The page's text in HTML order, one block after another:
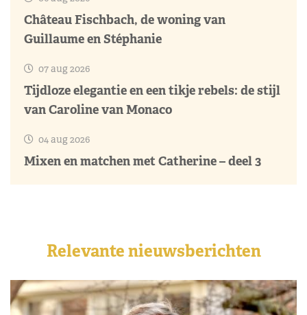
Château Fischbach, de woning van
Guillaume en Stéphanie
07 aug 2026
Tijdloze elegantie en een tikje rebels: de stijl
van Caroline van Monaco
04 aug 2026
Mixen en matchen met Catherine – deel 3
Relevante nieuwsberichten